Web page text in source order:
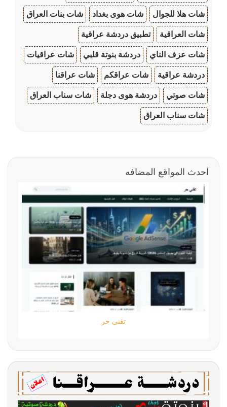
شات هلا للجوال شات هوى بغداد شات بنات العراق
شات العراقية تطبيق دردشة عراقية
شات عزف الناي دردشة بنوتة قلبي شات عراقيات
دردشة عراقية شات عراقكم شات عراقنا
شات صوتي دردشة هوى دجلة شات سناب العراق
شات سناب العراق
أحدث المواقع المضافه
تقني حر